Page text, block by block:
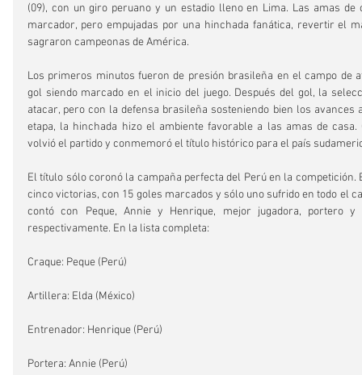
(09), con un giro peruano y un estadio lleno en Lima. Las amas
marcador, pero empujadas por una hinchada fanática, revertir el
sagraron campeonas de América.
Los primeros minutos fueron de presión brasileña en el campo de
gol siendo marcado en el inicio del juego. Después del gol, la
atacar, pero con la defensa brasileña sosteniendo bien los avances
etapa, la hinchada hizo el ambiente favorable a las amas de
volvió el partido y conmemoró el título histórico para el país
El título sólo coronó la campaña perfecta del Perú en la competición.
cinco victorias, con 15 goles marcados y sólo uno sufrido en todo el
contó con Peque, Annie y Henrique, mejor jugadora, portero y
respectivamente. En la lista completa:
Craque: Peque (Perú)
Artillera: Elda (México)
Entrenador: Henrique (Perú)
Portera: Annie (Perú)